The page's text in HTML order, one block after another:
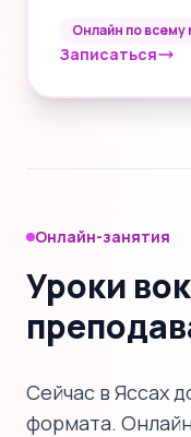
Онлайн по всему
Записаться
Онлайн-занятия
Уроки
Сейчас в Яссах
формата.